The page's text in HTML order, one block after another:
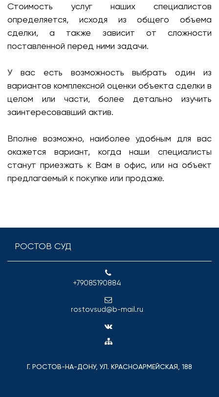
Стоимость услуг наших специалистов
определяется, исходя из общего объема
сделки, а также зависит от сложности
поставленной перед ними задачи.
У вас есть возможность выбрать один из
вариантов комплексной оценки объекта сделки в
целом или части, более детально изучить
заинтересовавший актив.
Вполне возможно, наиболее удобным для вас
окажется вариант, когда наши специалисты
станут приезжать к Вам в офис, или на объект
предлагаемый к покупке или продаже.
РОСТОВ СУД
+79085190884
rostovsud@b-mail.ru
Г. РОСТОВ-НА-ДОНУ, УЛ. КРАСНОАРМЕЙСКАЯ, 188